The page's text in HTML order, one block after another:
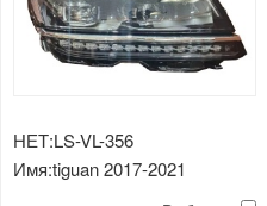
НЕТ:LS-VL-356
Имя:tiguan 2017-2021
головной светильник полный